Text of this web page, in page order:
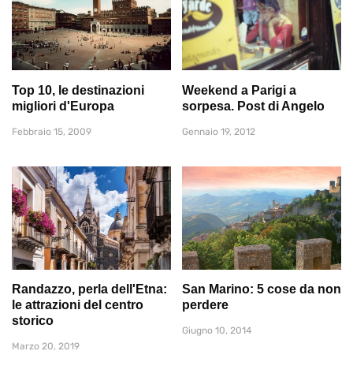
Top 10, le destinazioni
migliori d'Europa
Febbraio 15, 2009
Weekend a Parigi a
sorpesa. Post di Angelo
Gennaio 19, 2012
Randazzo, perla dell'Etna:
le attrazioni del centro
storico
Marzo 20, 2019
San Marino: 5 cose da non
perdere
Giugno 10, 2014